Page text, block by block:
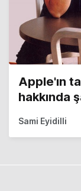
Apple'ın
hakkında
Sami Eyidilli